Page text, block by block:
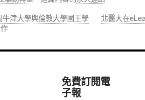
津大學與倫敦大學國王學
北醫大在
免費訂閱電
子報